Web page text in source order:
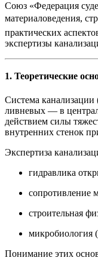
Союз «Федерация
материаловедения,
практических
экспертизы
1. Теоретические
Система канализации
ливневых — в
действием силы
внутренних стенок
Экспертиза
гидравлика
сопротивление
строительная
микробиология
Понимание этих